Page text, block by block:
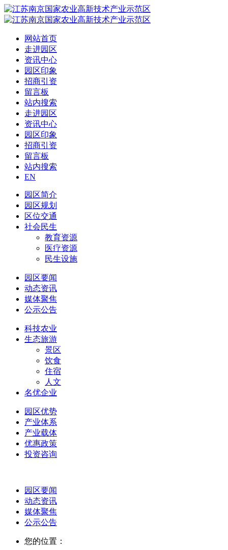
网站首页
走进园区
资讯中心
园区印象
招商引资
留言板
站内搜索
走进园区
资讯中心
园区印象
招商引资
留言板
站内搜索
EN
园区简介
园区规划
区位交通
社会民生
教育资源
医疗资源
民生设施
园区要闻
动态资讯
媒体聚焦
公示公告
科技农业
生态旅游
景区
饮食
住宿
人文
名优企业
园区优势
产业体系
产业载体
优惠政策
投资咨询
园区要闻
动态资讯
媒体聚焦
公示公告
您的位置：